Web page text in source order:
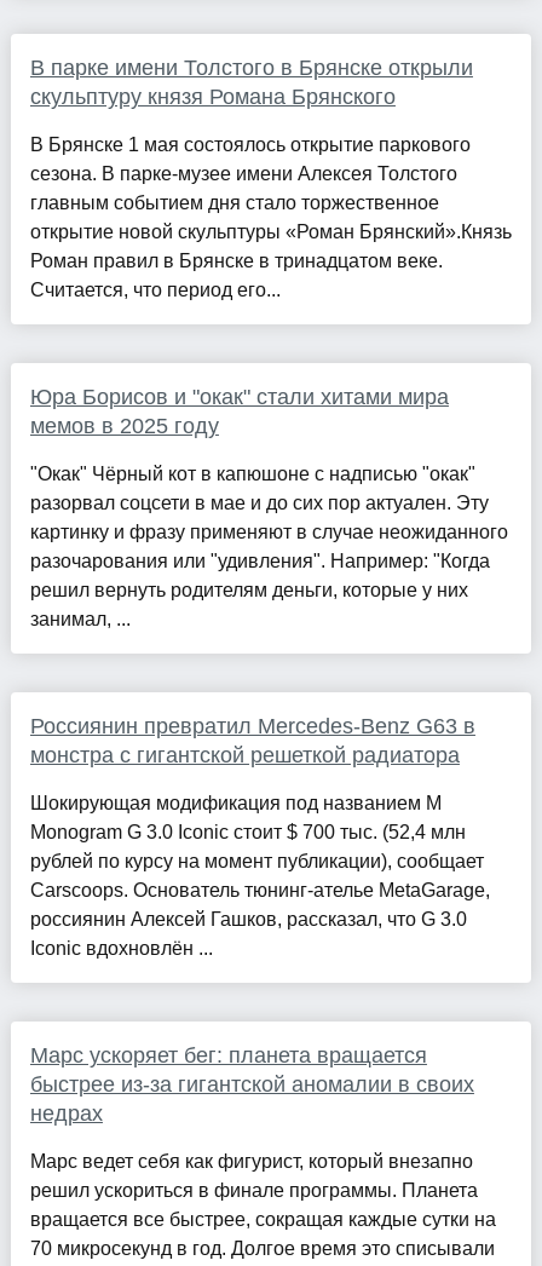
В парке имени Толстого в Брянске открыли
скульптуру князя Романа Брянского
В Брянске 1 мая состоялось открытие паркового
сезона. В парке-музее имени Алексея Толстого
главным событием дня стало торжественное
открытие новой скульптуры «Роман Брянский».Князь
Роман правил в Брянске в тринадцатом веке.
Считается, что период его...
Юра Борисов и "окак" стали хитами мира
мемов в 2025 году
"Окак" Чёрный кот в капюшоне с надписью "окак"
разорвал соцсети в мае и до сих пор актуален. Эту
картинку и фразу применяют в случае неожиданного
разочарования или "удивления". Например: "Когда
решил вернуть родителям деньги, которые у них
занимал, ...
Россиянин превратил Mercedes-Benz G63 в
монстра с гигантской решеткой радиатора
Шокирующая модификация под названием M
Monogram G 3.0 Iconic стоит $ 700 тыс. (52,4 млн
рублей по курсу на момент публикации), сообщает
Carscoops. Основатель тюнинг-ателье MetaGarage,
россиянин Алексей Гашков, рассказал, что G 3.0
Iconic вдохновлён ...
Марс ускоряет бег: планета вращается
быстрее из-за гигантской аномалии в своих
недрах
Марс ведет себя как фигурист, который внезапно
решил ускориться в финале программы. Планета
вращается все быстрее, сокращая каждые сутки на
70 микросекунд в год. Долгое время это списывали